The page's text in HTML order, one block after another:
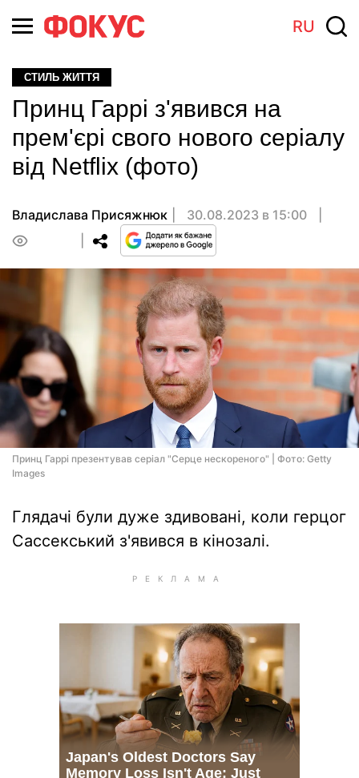
RU
СТИЛЬ ЖИТТЯ
Принц Гаррі з'явився на
прем'єрі свого нового серіалу
від Netflix (фото)
Владислава Присяжнюк
30.08.2023 в 15:00
Принц Гаррі презентував серіал "Серце нескореного" | Фото: Getty
Images
Глядачі були дуже здивовані, коли герцог
Сассекський з'явився в кінозалі.